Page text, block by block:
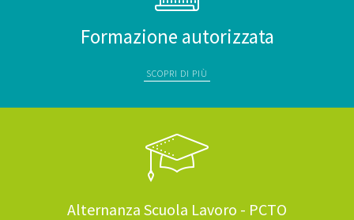
Formazione autorizzata
SCOPRI DI PIÙ
Alternanza Scuola Lavoro - PCTO